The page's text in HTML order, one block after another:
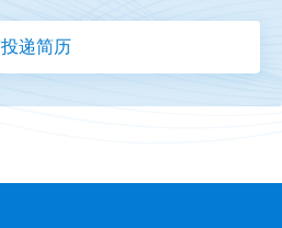
投递简历